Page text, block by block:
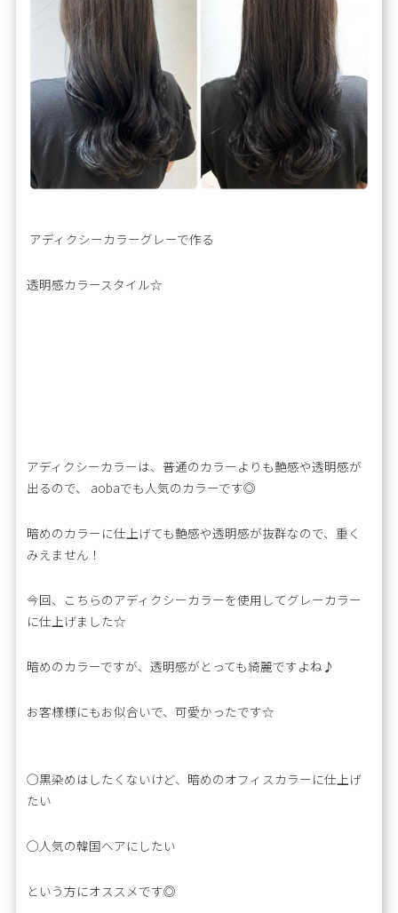
アディクシーカラーグレーで作る
透明感カラースタイル☆
アディクシーカラーは、普通のカラーよりも艶感や透明感が
出るので、 aobaでも人気のカラーです◎
暗めのカラーに仕上げても艶感や透明感が抜群なので、重く
みえません！
今回、こちらのアディクシーカラーを使用してグレーカラー
に仕上げました☆
暗めのカラーですが、透明感がとっても綺麗ですよね♪
お客様様にもお似合いで、可愛かったです☆
◯黒染めはしたくないけど、暗めのオフィスカラーに仕上げ
たい
◯人気の韓国ヘアにしたい
という方にオススメです◎